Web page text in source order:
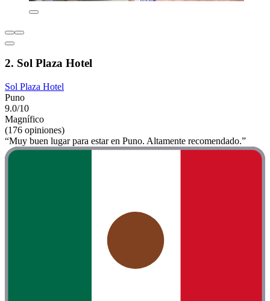
2. Sol Plaza Hotel
Sol Plaza Hotel
Puno
9.0/10
Magnífico
(176 opiniones)
“Muy buen lugar para estar en Puno. Altamente recomendado.”